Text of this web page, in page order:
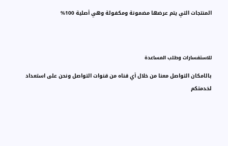
المنتجات التي يتم عرضها مضمونة ومكفولة وهي أصلية 100%
للاستفسارات وطلب المساعدة
بالامكان التواصل معنا من خلال أي قناه من قنوات التواصل ونحن على استعداد
لخدمتكم